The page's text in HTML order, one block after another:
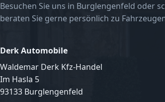
Besuchen Sie uns in Burglengenfeld oder
beraten Sie gerne persönlich zu
Derk Automobile
Waldemar Derk Kfz-Handel
Im Hasla 5
93133 Burglengenfeld